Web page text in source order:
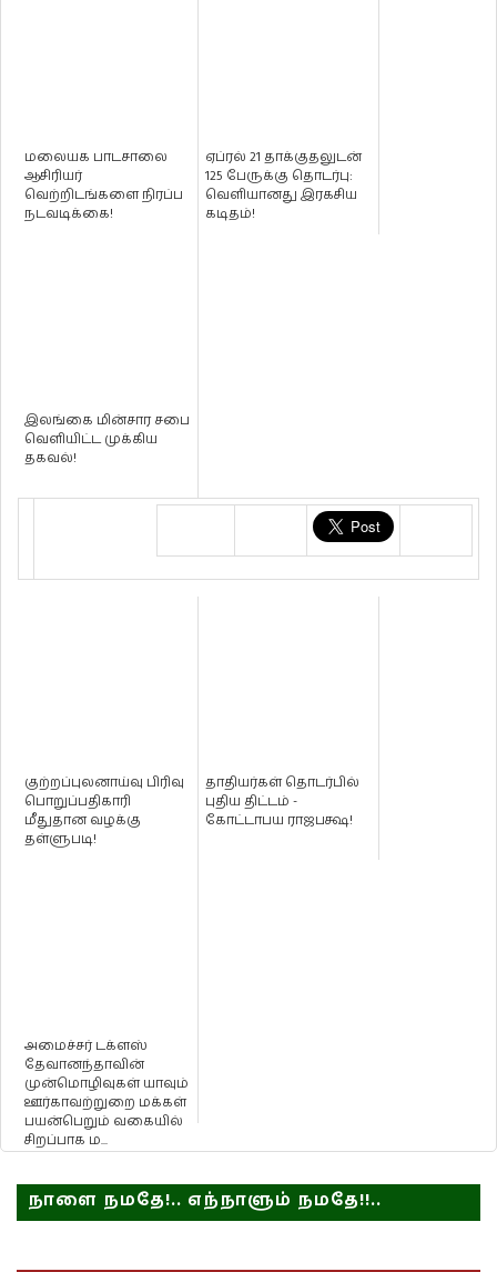
மலையக பாடசாலை
ஆசிரியர்
வெற்றிடங்களை நிரப்ப
நடவடிக்கை!
ஏப்ரல் 21 தாக்குதலுடன்
125 பேருக்கு தொடர்பு:
வெளியானது இரகசிய
கடிதம்!
இலங்கை மின்சார சபை
வெளியிட்ட முக்கிய
தகவல்!
குற்றப்புலனாய்வு பிரிவு
பொறுப்பதிகாரி
மீதுதான வழக்கு
தள்ளுபடி!
தாதியர்கள் தொடர்பில்
புதிய திட்டம் -
கோட்டாபய ராஜபக்ஷ!
அமைச்சர் டக்ளஸ்
தேவானந்தாவின்
முன்மொழிவுகள் யாவும்
ஊர்காவற்றுறை மக்கள்
பயன்பெறும் வகையில்
சிறப்பாக ம...
நாளை நமதே!.. எந்நாளும் நமதே!!..